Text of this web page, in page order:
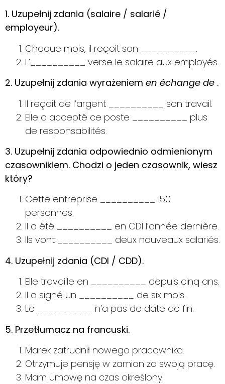
1. Uzupełnij zdania (salaire / salarié /
employeur).
Chaque mois, il reçoit son __________.
L’__________ verse le salaire aux employés.
2. Uzupełnij zdania wyrażeniem en échange de .
Il reçoit de l’argent __________ son travail.
Elle a accepté ce poste __________ plus
de responsabilités.
3. Uzupełnij zdania odpowiednio odmienionym
czasownikiem. Chodzi o jeden czasownik, wiesz
który?
Cette entreprise __________ 150
personnes.
Il a été __________ en CDI l’année dernière.
Ils vont __________ deux nouveaux salariés.
4. Uzupełnij zdania (CDI / CDD).
Elle travaille en __________ depuis cinq ans.
Il a signé un __________ de six mois.
Le __________ n’a pas de date de fin.
5. Przetłumacz na francuski.
Marek zatrudnił nowego pracownika.
Otrzymuje pensję w zamian za swoją pracę.
Mam umowę na czas określony.